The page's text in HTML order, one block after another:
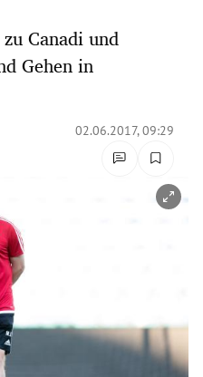
Canadi und
Gehen in
02.06.2017, 09:29